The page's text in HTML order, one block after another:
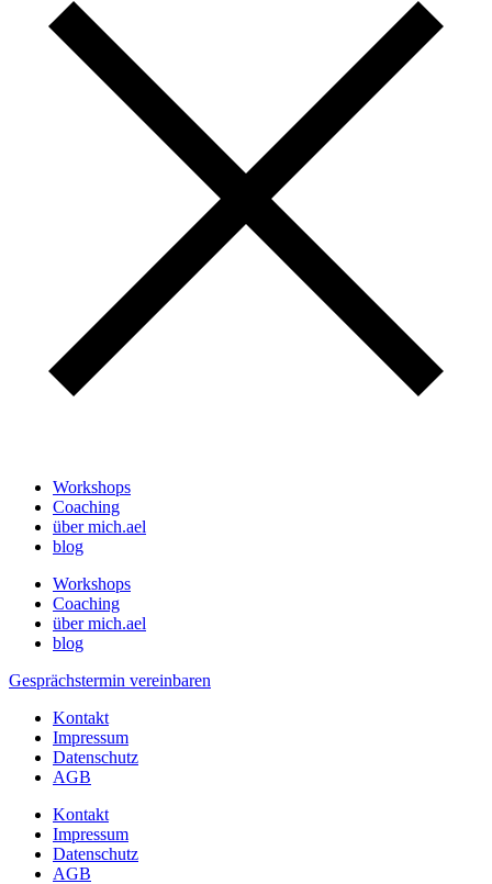
Workshops
Coaching
über mich.ael
blog
Workshops
Coaching
über mich.ael
blog
Gesprächstermin vereinbaren
Kontakt
Impressum
Datenschutz
AGB
Kontakt
Impressum
Datenschutz
AGB